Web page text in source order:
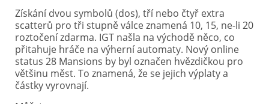
Získání dvou symbolů (dos), tří nebo čtyř extra
scatterů pro tři stupně válce znamená 10, 15, ne-li 20
roztočení zdarma. IGT našla na východě něco, co
přitahuje hráče na výherní automaty. Nový online
status 28 Mansions by byl označen hvězdičkou pro
většinu měst. To znamená, že se jejich výplaty a
částky vyrovnají.